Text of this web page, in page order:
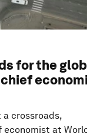
for the
chief
a crossroads,
economist at